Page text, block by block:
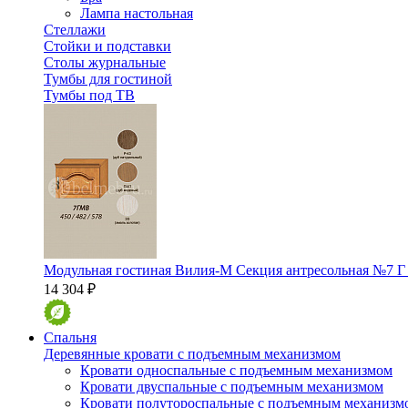
Лампа настольная
Стеллажи
Стойки и подставки
Столы журнальные
Тумбы для гостиной
Тумбы под ТВ
Модульная гостиная Вилия-М Секция антресольная №7
14 304 ₽
Спальня
Деревянные кровати с подъемным механизмом
Кровати односпальные с подъемным механизмом
Кровати двуспальные с подъемным механизмом
Кровати полутороспальные с подъемным